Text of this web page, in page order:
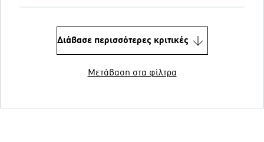
Διάβασε περισσότερες κριτικές
Μετάβαση στα φίλτρα